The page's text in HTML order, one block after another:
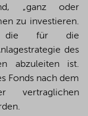
„ganz oder
zu investieren.
die für die
des
abzuleiten ist.
Fonds nach dem
vertraglichen